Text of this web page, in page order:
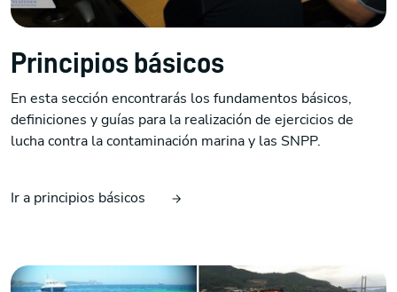
Principios básicos
En esta sección encontrarás los fundamentos básicos,
definiciones y guías para la realización de ejercicios de
lucha contra la contaminación marina y las SNPP.
Ir a principios básicos